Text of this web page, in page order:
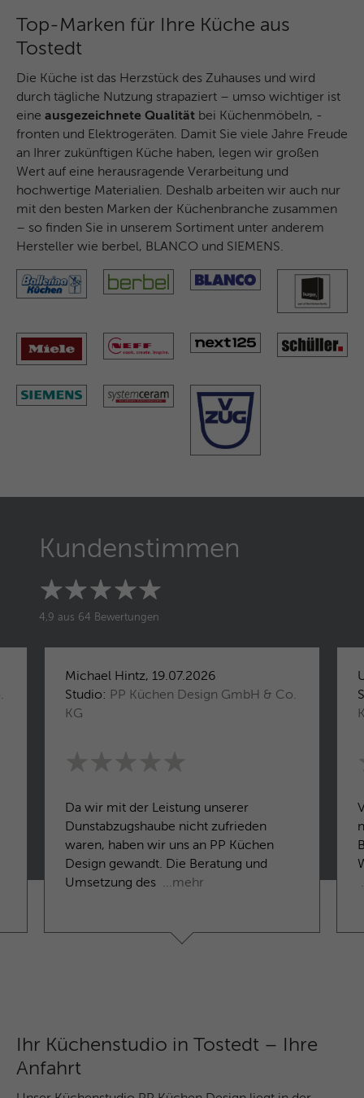
Top-Marken für Ihre Küche aus
Tostedt
Die Küche ist das Herzstück des Zuhauses und wird
durch tägliche Nutzung strapaziert – umso wichtiger ist
eine ausgezeichnete Qualität bei Küchenmöbeln, -
fronten und Elektrogeräten. Damit Sie viele Jahre Freude
an Ihrer zukünftigen Küche haben, legen wir großen
Wert auf eine herausragende Verarbeitung und
hochwertige Materialien. Deshalb arbeiten wir auch nur
mit den besten Marken der Küchenbranche zusammen
– so finden Sie in unserem Sortiment unter anderem
Hersteller wie berbel, BLANCO und SIEMENS.
Kundenstimmen
4,9 aus 64 Bewertungen
Michael Hintz, 19.07.2026
Studio: PP Küchen Design GmbH & Co.
KG
Da wir mit der Leistung unserer
Dunstabzugshaube nicht zufrieden
waren, haben wir uns an PP Küchen
Design gewandt. Die Beratung und
Umsetzung des ...mehr
Ihr Küchenstudio in Tostedt – Ihre
Anfahrt
Name MUID
Laufzeit 1 Jahr
Zweck
Identifiziert eindeutige Webbrowser, die
Microsoft-Websites besuchen. Dieses
Cookies wird für Werbung, Website-
Analysen und andere betriebliche Zwecke
Name SM
Anbieter Microsoft Clarity
Zweck
Wird zum Synchronisieren der MUID über